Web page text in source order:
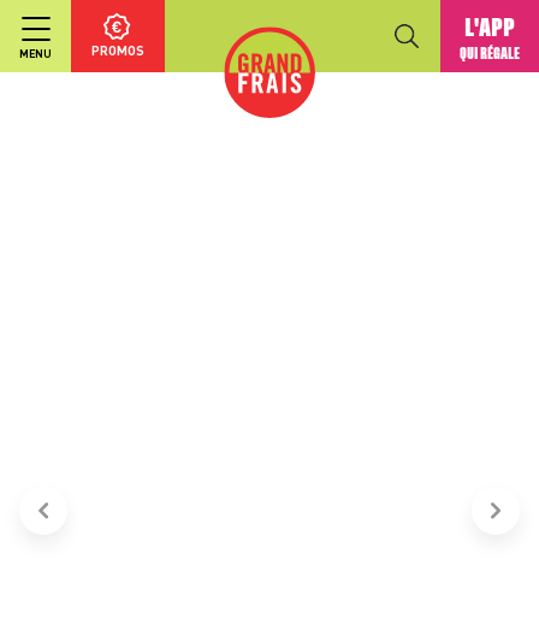
MENU PROMOS
L'APP
QUI RÉGALE